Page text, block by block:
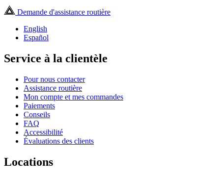
Demande d'assistance routière
English
Español
Service à la clientèle
Pour nous contacter
Assistance routière
Mon compte et mes commandes
Paiements
Conseils
FAQ
Accessibilité
Évaluations des clients
Locations